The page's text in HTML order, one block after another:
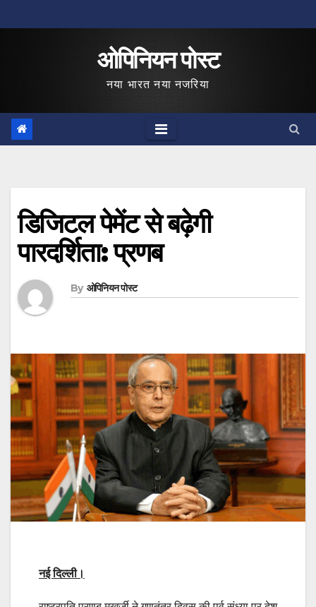
to
ओपिनियन पोस्ट
नया भारत नया नजरिया
डिजिटल पेमेंट से बढ़ेगी
पारदर्शिता: प्रणब
By ओपिनियन पोस्ट
नई दिल्ली।